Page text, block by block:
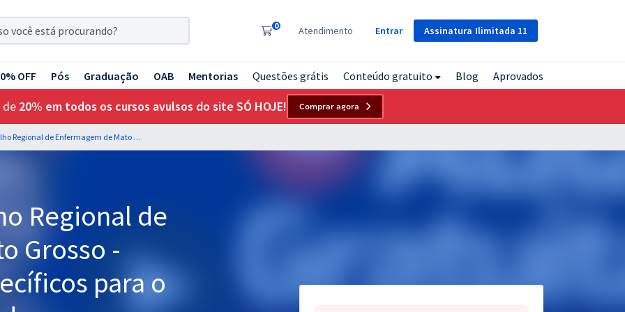
Assinatura Ilimitada 11
0 Atendimento Entrar
OFF Pós Graduação OAB Mentorias Questões grátis Conteúdo gratuito Blog Aprovados
de 20% em todos os cursos avulsos do site SÓ HOJE! Comprar agora
COREN MT - Conselho Regional de Enfermagem de Mato Grosso - Conhecimentos Específicos para o cargo de Administrador
Regional de
Grosso -
para o